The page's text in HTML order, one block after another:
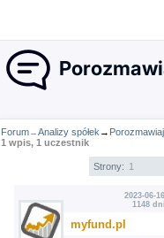
Forum→Analizy spółek →
1 wpis, 1 uczestnik
Strony: 1
2023-06-
1148
myfund.pl